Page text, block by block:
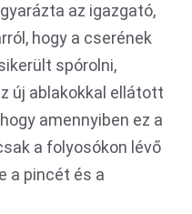
az igazgató,
hogy a cserének
spórolni,
új ablakokkal ellátott
amennyiben ez a
a folyosókon lévő
a pincét és a